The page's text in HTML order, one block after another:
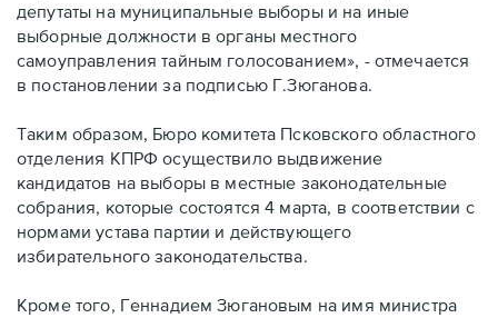
депутаты на муниципальные выборы и на иные
выборные должности в органы местного
самоуправления тайным голосованием», - отмечается
в постановлении за подписью Г.Зюганова.
Таким образом, Бюро комитета Псковского областного
отделения КПРФ осуществило выдвижение
кандидатов на выборы в местные законодательные
собрания, которые состоятся 4 марта, в соответствии с
нормами устава партии и действующего
избирательного законодательства.
Кроме того, Геннадием Зюгановым на имя министра